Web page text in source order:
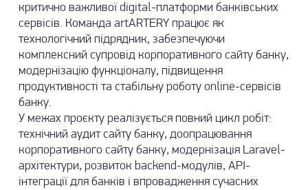
критично важливої digital-платформи банківських
сервісів. Команда artARTERY працює як
технологічний підрядник, забезпечуючи
комплексний супровід корпоративного сайту банку,
модернізацію функціоналу, підвищення
продуктивності та стабільну роботу online-сервісів
банку.
У межах проєкту реалізується повний цикл робіт:
технічний аудит сайту банку, доопрацювання
корпоративного сайту банку, модернізація Laravel-
архітектури, розвиток backend-модулів, API-
інтеграції для банків і впровадження сучасних